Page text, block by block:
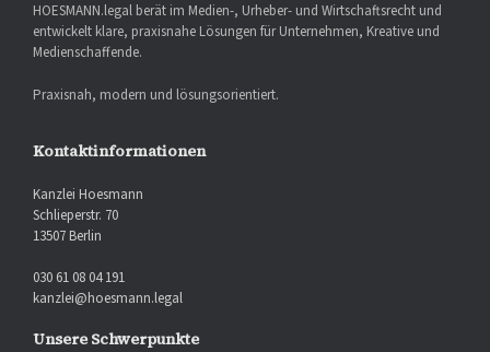
HOESMANN.legal berät im Medien-, Urheber- und Wirtschaftsrecht und
entwickelt klare, praxisnahe Lösungen für Unternehmen, Kreative und
Medienschaffende.
Praxisnah, modern und lösungsorientiert.
Kontaktinformationen
Kanzlei Hoesmann
Schlieperstr. 70
13507 Berlin
030 61 08 04 191
kanzlei@hoesmann.legal
Unsere Schwerpunkte